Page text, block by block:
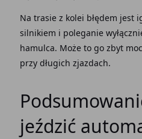
Na trasie z kolei błędem jest
silnikiem i poleganie
hamulca. Może to go zbyt
przy długich zjazdach.
jeździć